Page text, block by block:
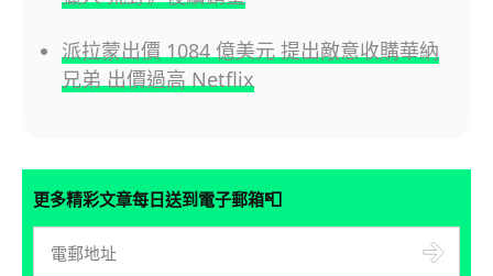
派拉蒙出價 1084 億美元 提出敵意收購華納
兄弟 出價過高 Netflix
更多精彩文章每日送到電子郵箱📮